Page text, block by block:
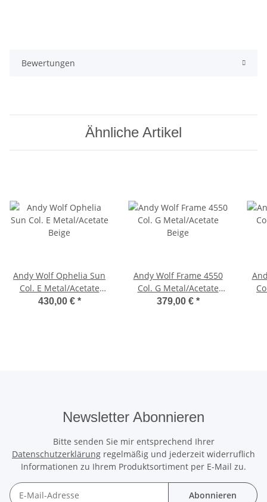
Bewertungen
Ähnliche Artikel
Andy Wolf Ophelia Sun
Col. E Metal/Acetate
Beige
430,00 € *
Andy Wolf Frame 4550
Col. G Metal/Acetate
Beige
379,00 € *
Newsletter Abonnieren
Bitte senden Sie mir entsprechend Ihrer
Datenschutzerklärung regelmäßig und jederzeit widerruflich
Informationen zu Ihrem Produktsortiment per E-Mail zu.
Abonnieren